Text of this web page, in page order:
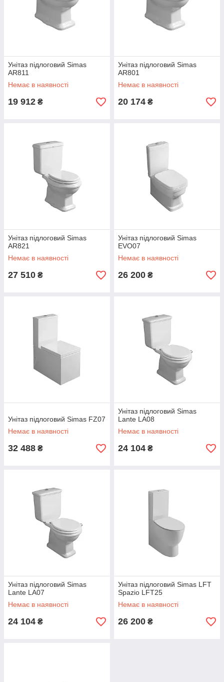
Унітаз підлоговий Simas
AR811
Немає в наявності
19 912 ₴
Унітаз підлоговий Simas
AR801
Немає в наявності
20 174 ₴
Унітаз підлоговий Simas
AR821
Немає в наявності
27 510 ₴
Унітаз підлоговий Simas
EVO07
Немає в наявності
26 200 ₴
Унітаз підлоговий Simas FZ07
Немає в наявності
32 488 ₴
Унітаз підлоговий Simas
Lante LA08
Немає в наявності
24 104 ₴
Унітаз підлоговий Simas
Lante LA07
Немає в наявності
24 104 ₴
Унітаз підлоговий Simas LFT
Spazio LFT25
Немає в наявності
26 200 ₴